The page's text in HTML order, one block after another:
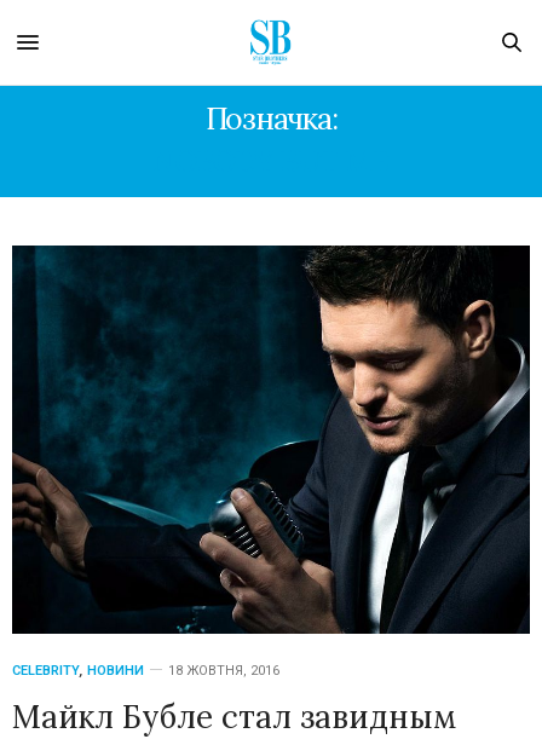
Позначка:
CELEBRITY, НОВИНИ 18 ЖОВТНЯ, 2016
Майкл Бубле стал завидным